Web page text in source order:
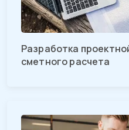
Разработка
сметного расчета